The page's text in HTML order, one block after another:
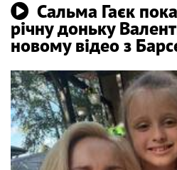
Сальма Гаєк
річну доньку
новому відео з